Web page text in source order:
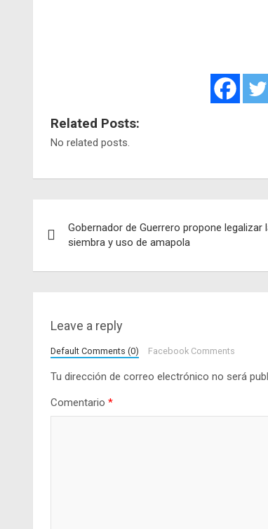
Related Posts:
No related posts.
de
entradas
Gobernador de Guerrero propone legalizar
siembra y uso de amapola
Leave a reply
Default Comments (0) Facebook Comments
Tu dirección de correo electrónico no será
Comentario *